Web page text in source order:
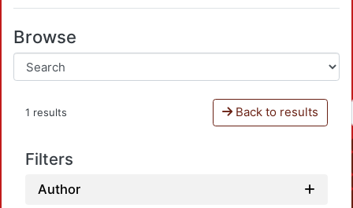
Browse
1 results Back to results
Filters
Author